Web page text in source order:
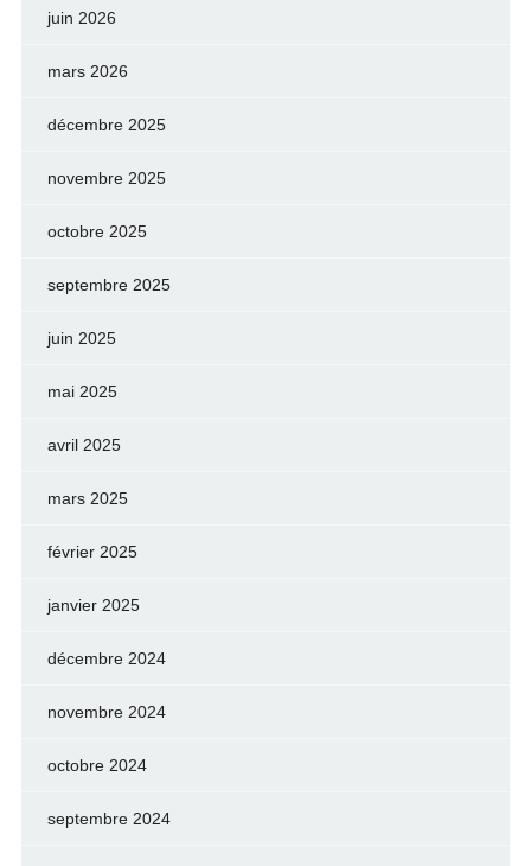
juin 2026
mars 2026
décembre 2025
novembre 2025
octobre 2025
septembre 2025
juin 2025
mai 2025
avril 2025
mars 2025
février 2025
janvier 2025
décembre 2024
novembre 2024
octobre 2024
septembre 2024